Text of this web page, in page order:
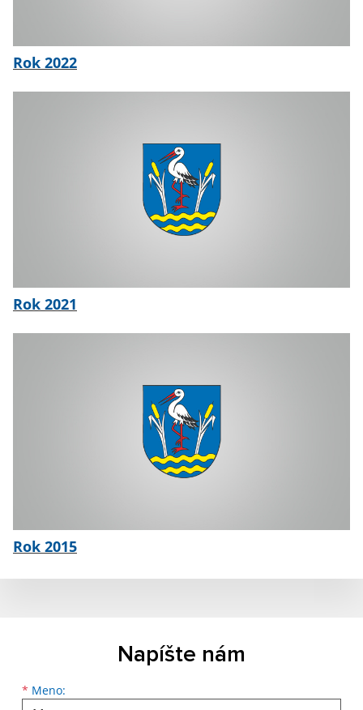
Rok 2022
Rok 2021
Rok 2015
Napíšte nám
* Meno:
Meno
Priezvisko
E-mailová adresa